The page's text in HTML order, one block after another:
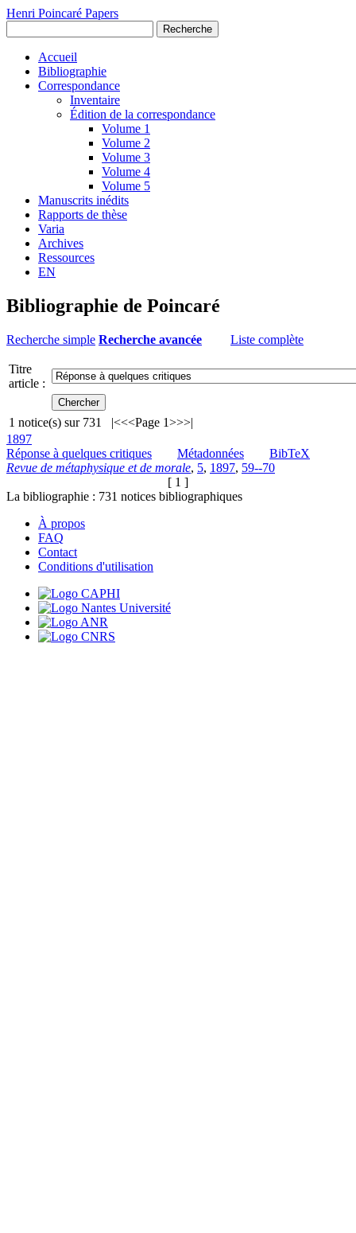
Henri Poincaré Papers
Recherche
Accueil
Bibliographie
Correspondance
Inventaire
Édition de la correspondance
Volume 1
Volume 2
Volume 3
Volume 4
Volume 5
Manuscrits inédits
Rapports de thèse
Varia
Archives
Ressources
EN
Bibliographie de Poincaré
Recherche simple Recherche avancée Liste complète
Titre
article :
1 notice(s) sur 731 |<<<Page 1>>>|
1897
Réponse à quelques critiques
Métadonnées
BibTeX
Revue de métaphysique et de morale, 5, 1897, 59--70
[ 1 ]
La bibliographie : 731 notices bibliographiques
À propos
FAQ
Contact
Conditions d'utilisation